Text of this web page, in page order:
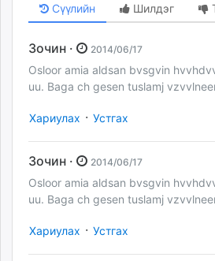
Сүүлийн Шилдэг
Зочин · 2014/06/17
Osloor amia aldsan bvsgvin
uu. Baga ch gesen tuslamj
Хариулах · Устгах
Зочин · 2014/06/17
Osloor amia aldsan bvsgvin
uu. Baga ch gesen tuslamj
Хариулах · Устгах